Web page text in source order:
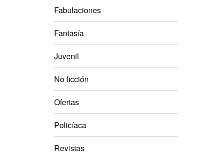
Fabulaciones
Fantasía
Juvenil
No ficción
Ofertas
Policíaca
Revistas